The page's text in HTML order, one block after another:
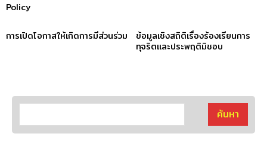
Policy
การเปิดโอกาสให้เกิดการมีส่วนร่วม
ข้อมูลเชิงสถิติเรื่องร้องเรียนการ
ทุจริตและประพฤติมิชอบ